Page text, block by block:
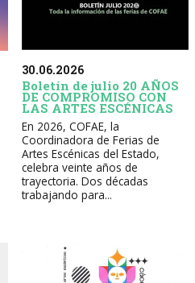
30.06.2026
Boletín de julio 20 AÑOS
DE COMPROMISO CON
LAS ARTES ESCÉNICAS
En 2026, COFAE, la
Coordinadora de Ferias de
Artes Escénicas del Estado,
celebra veinte años de
trayectoria. Dos décadas
trabajando para...